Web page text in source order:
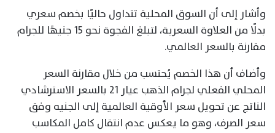
وأشار إلى أن السوق المحلية تتداول حاليًا بخصم سعري
بدلًا من العلاوة السعرية، لتبلغ الفجوة نحو 15 جنيهًا للجرام
مقارنة بالسعر العالمي.
وأضاف أن هذا الخصم يُحتسب من خلال مقارنة السعر
المحلي الفعلي لجرام الذهب عيار 21 بالسعر الاسترشادي
الناتج عن تحويل سعر الأوقية العالمية إلى الجنيه وفق
سعر الصرف، وهو ما يعكس عدم انتقال كامل المكاسب